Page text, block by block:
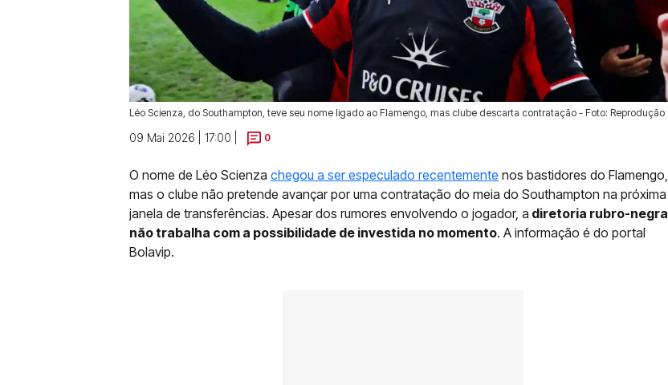
Léo Scienza, do Southampton, teve seu nome ligado ao Flamengo, mas clube descarta contratação - Foto: Reprodução
09 Mai 2026 | 17:00 | 0
O nome de Léo Scienza chegou a ser especulado recentemente nos bastidores do Flamengo,
mas o clube não pretende avançar por uma contratação do meia do Southampton na próxima
janela de transferências. Apesar dos rumores envolvendo o jogador, a diretoria rubro-negra
não trabalha com a possibilidade de investida no momento. A informação é do portal
Bolavip.